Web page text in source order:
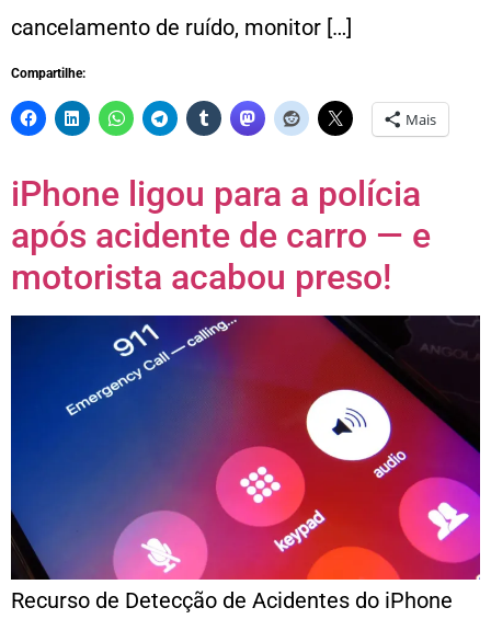
cancelamento de ruído, monitor […]
Compartilhe:
Mais
iPhone ligou para a polícia
após acidente de carro — e
motorista acabou preso!
Recurso de Detecção de Acidentes do iPhone